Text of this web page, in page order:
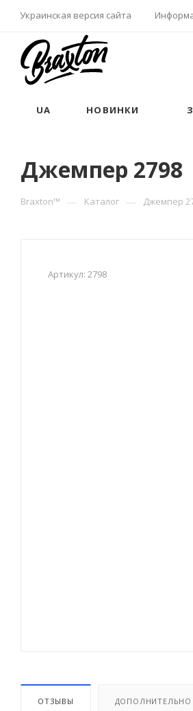
Украинская версия сайта
UA НОВИНКИ
Джемпер 2798
Braxton™ — Каталог — Джемпер
Артикул: 2798
ОТЗЫВЫ ДОПОЛНИТЕЛЬНО